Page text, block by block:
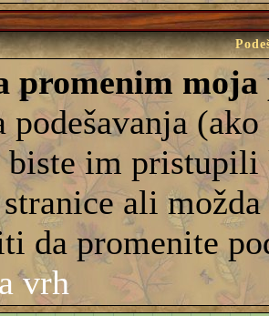
promenim moja
podešavanja
biste im
ali
da promenite
vrh